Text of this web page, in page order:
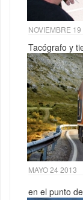
NOVIEMBRE
Tacógrafo y
MAYO 24 2013
en el punto